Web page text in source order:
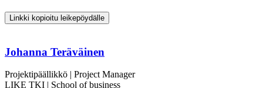
Linkki kopioitu leikepöydälle
Johanna Teräväinen
Projektipäällikkö | Project Manager
LIKE TKI | School of business